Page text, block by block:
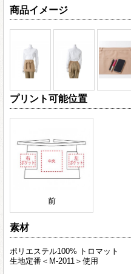
商品イメージ
プリント可能位置
前
素材
ポリエステル100% トロマット
生地定番＜M-2011＞使用